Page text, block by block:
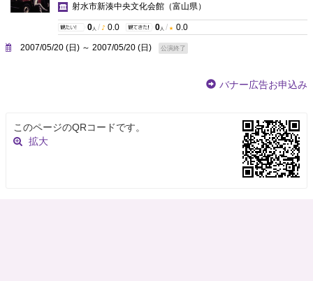
射水市新湊中央文化会館 （富山県）
0 人 / 0.0 0 人 / 0.0
2007/05/20 (日) ～ 2007/05/20 (日) 公演終了
バナー広告お申込み
このページのQRコードです。
拡大